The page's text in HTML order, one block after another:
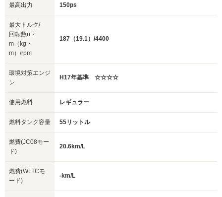
最高出力 150ps
最大トルク/
回転数n・
m（kg・
m）/rpm
187（19.1）/4400
環境対策エンジ
ン
H17年基準 ☆☆☆☆
使用燃料 レギュラー
燃料タンク容量 55リットル
燃費(JC08モー
ド)
20.6km/L
燃費(WLTCモ
ード)
-km/L